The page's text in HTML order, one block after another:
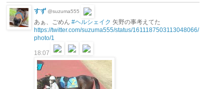
すず @suzuma555
あぁ、ごめん #ヘルシェイク 矢野の事考えてた
https://twitter.com/suzuma555/status/1611187503113048066/
photo/1
18:07